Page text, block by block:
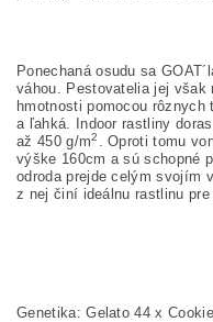
Ponechaná osudu sa
váhou. Pestovatelia jej
hmotnosti pomocou
a ľahká. Indoor rastliny
až 450 g/m2 . Oproti tomu
výške 160cm a sú schopné
odroda prejde celým svojím
z nej činí ideálnu rastlinu
Genetika: Gelato 44 x